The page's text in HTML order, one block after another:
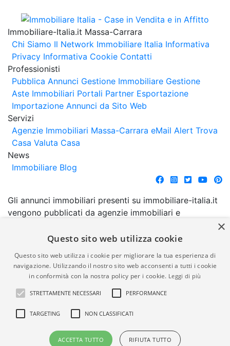
Immobiliare-Italia.it Massa-Carrara
Chi Siamo Il Network Immobiliare Italia Informativa
Privacy Informativa Cookie Contatti
Professionisti
Pubblica Annunci Gestione Immobiliare Gestione
Aste Immobiliari Portali Partner Esportazione
Importazione Annunci da Sito Web
Servizi
Agenzie Immobiliari Massa-Carrara eMail Alert Trova
Casa Valuta Casa
News
Immobiliare Blog
Gli annunci immobiliari presenti su immobiliare-italia.it
vengono pubblicati da agenzie immobiliari e
comporta l'approvazione o l'avallo da parte di
garanzia da parte di quest'ultima. immobiliare-italia.it
quindi non è responsabile della veridicità, della
correttezza, della completezza, della normativa in
materia di privacy e/o di alcun altro aspetto dei
suddetti annunci.
© Copyright 2007 - 2026
Powered by
×
Questo sito web utilizza cookie
Questo sito web utilizza i cookie per migliorare la tua esperienza di
navigazione. Utilizzando il nostro sito web acconsenti a tutti i cookie
in conformità con la nostra policy per i cookie. Leggi di più
STRETTAMENTE NECESSARI PERFORMANCE
TARGETING NON CLASSIFICATI
ACCETTA TUTTO RIFIUTA TUTTO